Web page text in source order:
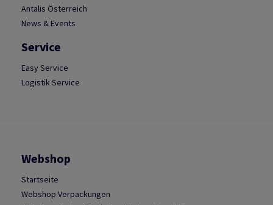
Antalis Österreich
News & Events
Service
Easy Service
Logistik Service
Webshop
Startseite
Webshop Verpackungen